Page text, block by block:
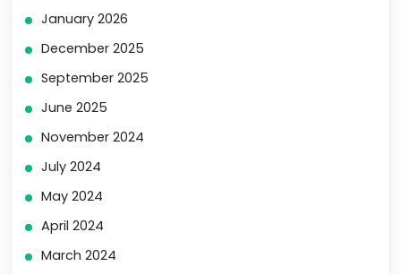
January 2026
December 2025
September 2025
June 2025
November 2024
July 2024
May 2024
April 2024
March 2024